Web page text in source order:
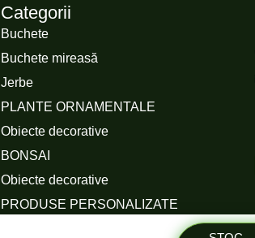
Categorii
Buchete
Buchete mireasă
Jerbe
PLANTE ORNAMENTALE
Obiecte decorative
BONSAI
Obiecte decorative
PRODUSE PERSONALIZATE